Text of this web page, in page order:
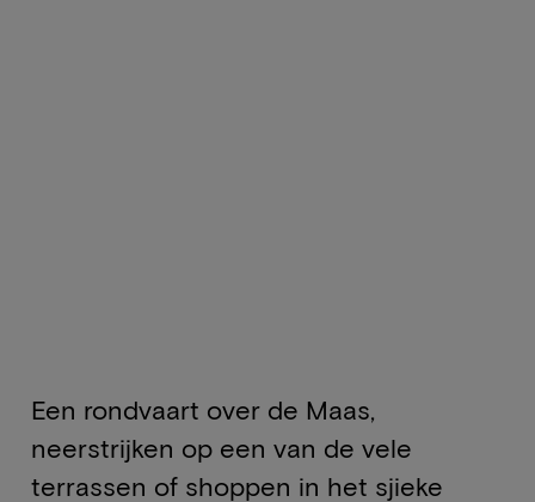
Een rondvaart over de Maas,
neerstrijken op een van de vele
terrassen of shoppen in het sjieke